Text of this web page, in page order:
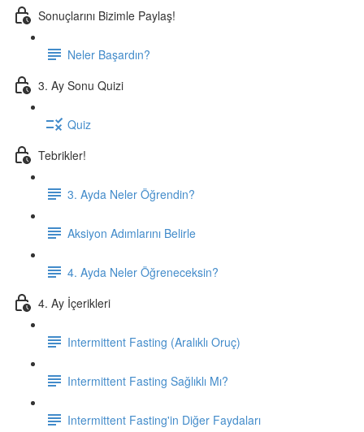
Sonuçlarını Bizimle Paylaş!
Neler Başardın?
3. Ay Sonu Quizi
Quiz
Tebrikler!
3. Ayda Neler Öğrendin?
Aksiyon Adımlarını Belirle
4. Ayda Neler Öğreneceksin?
4. Ay İçerikleri
Intermittent Fasting (Aralıklı Oruç)
Intermittent Fasting Sağlıklı Mı?
Intermittent Fasting'in Diğer Faydaları